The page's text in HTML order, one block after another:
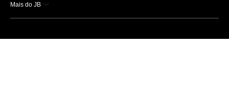
Mais do JB
Esportes